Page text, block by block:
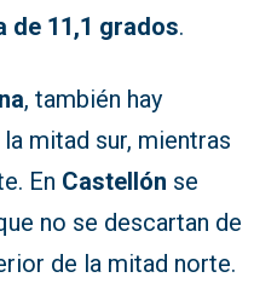
de 11,1 grados.
, también hay
mitad sur, mientras
En Castellón se
no se descartan de
de la mitad norte.